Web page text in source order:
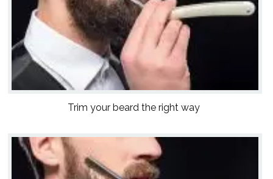
Trim your beard the right way